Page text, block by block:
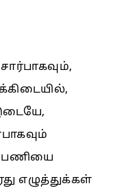
பணியை
எழுத்துக்கள்